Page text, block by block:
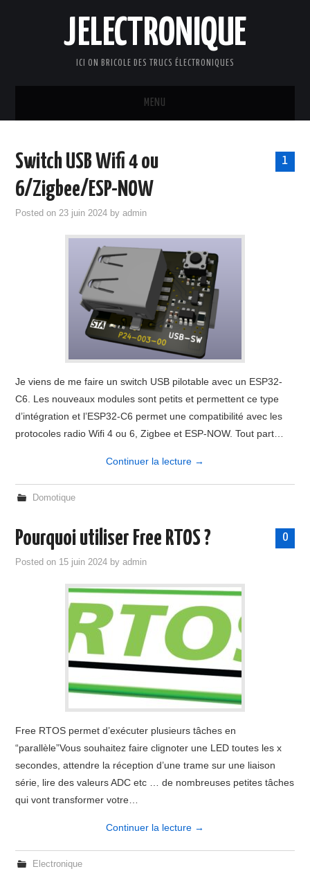
JELECTRONIQUE
ICI ON BRICOLE DES TRUCS ÉLECTRONIQUES
MENU
DOMOTIQUE
WIKIELECTRONIQUE
1
Switch USB Wifi 4 ou
6/Zigbee/ESP-NOW
Posted on23 juin 2024 byadmin
Je viens de me faire un switch USB pilotable avec un ESP32-
C6. Les nouveaux modules sont petits et permettent ce type
d’intégration et l’ESP32-C6 permet une compatibilité avec les
protocoles radio Wifi 4 ou 6, Zigbee et ESP-NOW. Tout part…
Continuer la lecture →
Domotique
0
Pourquoi utiliser Free RTOS ?
Posted on 15 juin 2024 byadmin
Free RTOS permet d’exécuter plusieurs tâches en
“parallèle”Vous souhaitez faire clignoter une LED toutes les x
secondes, attendre la réception d’une trame sur une liaison
série, lire des valeurs ADC etc … de nombreuses petites tâches
qui vont transformer votre…
Continuer la lecture →
Electronique